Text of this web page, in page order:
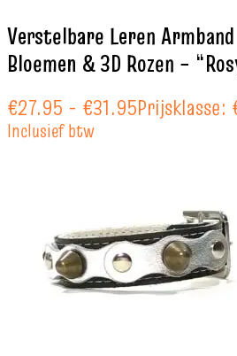
Verstelbare Leren
Bloemen & 3D Rozen –
€27.95 - €31.95
Inclusief btw